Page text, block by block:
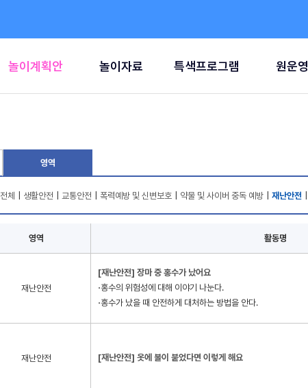
놀이계획안 놀이자료 특색프로그램 원운영
영역
전체 생활안전 교통안전 폭력예방 및 신변보호 약물 및 사이버 중독 예방 재난안전
영역 활동명
재난안전
[재난안전] 장마 중 홍수가 났어요
⋅홍수의 위험성에 대해 이야기 나눈다.
⋅홍수가 났을 때 안전하게 대처하는 방법을 안다.
재난안전 [재난안전] 옷에 불이 붙었다면 이렇게 해요